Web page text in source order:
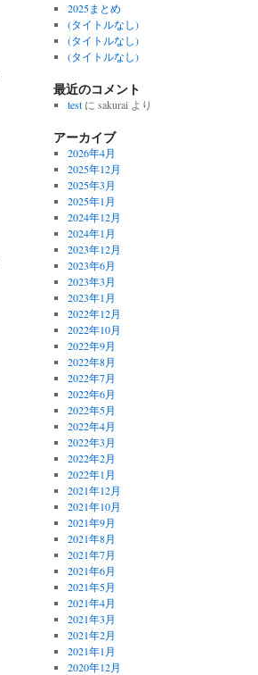
2025まとめ
(タイトルなし)
(タイトルなし)
(タイトルなし)
最近のコメント
testに sakurai より
アーカイブ
2026年4月
2025年12月
2025年3月
2025年1月
2024年12月
2024年1月
2023年12月
2023年6月
2023年3月
2023年1月
2022年12月
2022年10月
2022年9月
2022年8月
2022年7月
2022年6月
2022年5月
2022年4月
2022年3月
2022年2月
2022年1月
2021年12月
2021年10月
2021年9月
2021年8月
2021年7月
2021年6月
2021年5月
2021年4月
2021年3月
2021年2月
2021年1月
2020年12月